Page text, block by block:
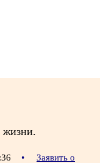
жизни.
•
Заявить о